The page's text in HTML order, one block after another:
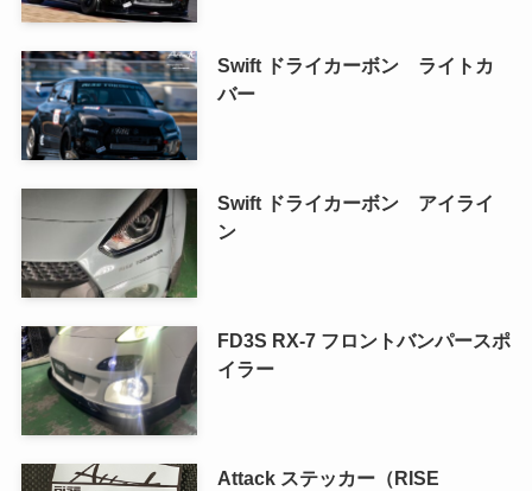
Swift ドライカーボン ライトカ
バー
Swift ドライカーボン アイライ
ン
FD3S RX-7 フロントバンパースポ
イラー
Attack ステッカー（RISE